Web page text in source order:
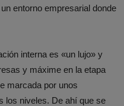
entorno empresarial donde
interna es «un lujo» y
y máxime en la etapa
marcada por unos
los niveles. De ahí que se